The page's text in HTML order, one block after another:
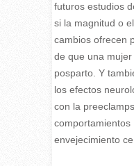
futuros estudios
si la magnitud o
cambios ofrecen
de que una
posparto. Y
los efectos
con la
comportamientos
envejecimiento